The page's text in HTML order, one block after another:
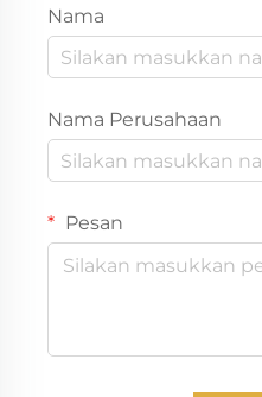
Nama
Nama Perusahaan
Pesan